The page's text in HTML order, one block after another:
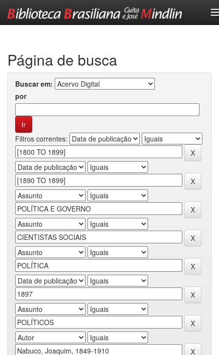
Página de busca
Buscar em:
por
Filtros correntes: